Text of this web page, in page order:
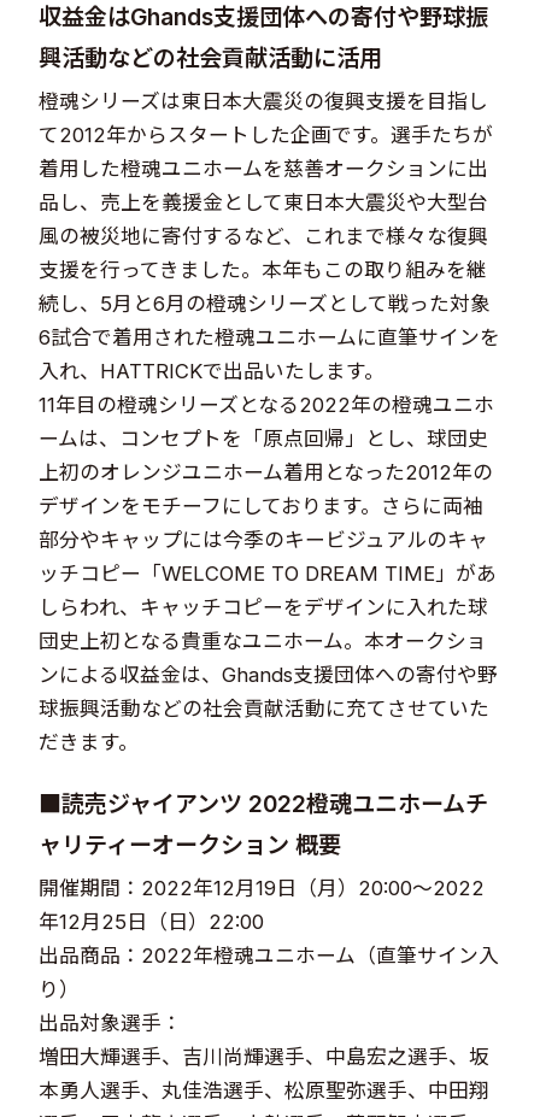
収益金はGhands支援団体への寄付や野球振
興活動などの社会貢献活動に活用
橙魂シリーズは東日本大震災の復興支援を目指し
て2012年からスタートした企画です。選手たちが
着用した橙魂ユニホームを慈善オークションに出
品し、売上を義援金として東日本大震災や大型台
風の被災地に寄付するなど、これまで様々な復興
支援を行ってきました。本年もこの取り組みを継
続し、5月と6月の橙魂シリーズとして戦った対象
6試合で着用された橙魂ユニホームに直筆サインを
入れ、HATTRICKで出品いたします。
11年目の橙魂シリーズとなる2022年の橙魂ユニホ
ームは、コンセプトを「原点回帰」とし、球団史
上初のオレンジユニホーム着用となった2012年の
デザインをモチーフにしております。さらに両袖
部分やキャップには今季のキービジュアルのキャ
ッチコピー「WELCOME TO DREAM TIME」があ
しらわれ、キャッチコピーをデザインに入れた球
団史上初となる貴重なユニホーム。本オークショ
ンによる収益金は、Ghands支援団体への寄付や野
球振興活動などの社会貢献活動に充てさせていた
だきます。
■読売ジャイアンツ 2022橙魂ユニホームチ
ャリティーオークション 概要
開催期間：2022年12月19日（月）20:00～2022
年12月25日（日）22:00
出品商品：2022年橙魂ユニホーム（直筆サイン入
り）
出品対象選手：
増田大輝選手、吉川尚輝選手、中島宏之選手、坂
本勇人選手、丸佳浩選手、松原聖弥選手、中田翔